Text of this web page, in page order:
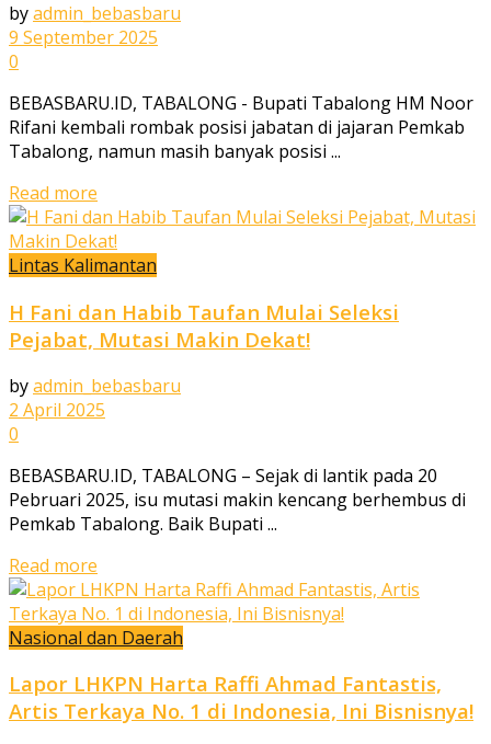
byadmin_bebasbaru
9 September 2025
0
BEBASBARU.ID, TABALONG - Bupati Tabalong HM Noor
Rifani kembali rombak posisi jabatan di jajaran Pemkab
Tabalong, namun masih banyak posisi ...
Read more
Lintas Kalimantan
H Fani dan Habib Taufan Mulai Seleksi
Pejabat, Mutasi Makin Dekat!
byadmin_bebasbaru
2 April 2025
0
BEBASBARU.ID, TABALONG – Sejak di lantik pada 20
Pebruari 2025, isu mutasi makin kencang berhembus di
Pemkab Tabalong. Baik Bupati ...
Read more
Nasional dan Daerah
Lapor LHKPN Harta Raffi Ahmad Fantastis,
Artis Terkaya No. 1 di Indonesia, Ini Bisnisnya!